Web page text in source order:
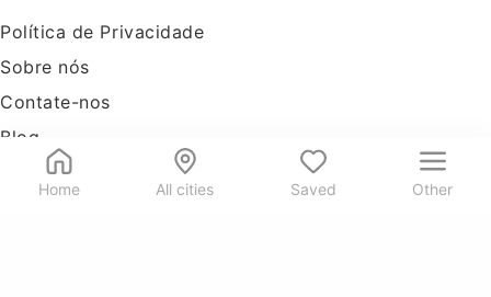
Home All cities Saved Other
Política de Privacidade
Sobre nós
Contate-nos
Blog
Tools